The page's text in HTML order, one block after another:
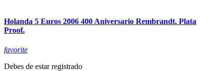
Holanda 5 Euros 2006 400 Aniversario Rembrandt. Plata
Proof.
favorite
Debes de estar registrado